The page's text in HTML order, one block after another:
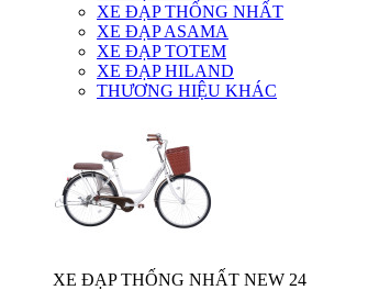
XE ĐẠP THỐNG NHẤT
XE ĐẠP ASAMA
XE ĐẠP TOTEM
XE ĐẠP HILAND
THƯƠNG HIỆU KHÁC
XE ĐẠP THỐNG NHẤT NEW 24